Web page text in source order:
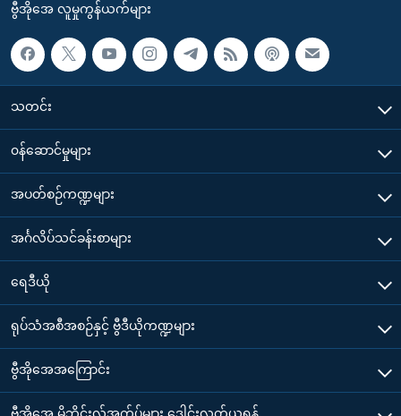
ဗွီအိုအေ လူမှုကွန်ယက်များ
သတင်း
၀န်ဆောင်မှုများ
အပတ်စဉ်ကဏ္ဍများ
အင်္ဂလိပ်သင်ခန်းစာများ
ရေဒီယို
ရုပ်သံအစီအစဉ်နှင့် ဗွီဒီယိုကဏ္ဍများ
ဗွီအိုအေအကြောင်း